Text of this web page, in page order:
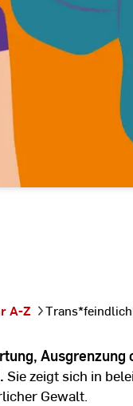
A-Z
Ausgrenzung
Sie zeigt sich in
Gewalt.